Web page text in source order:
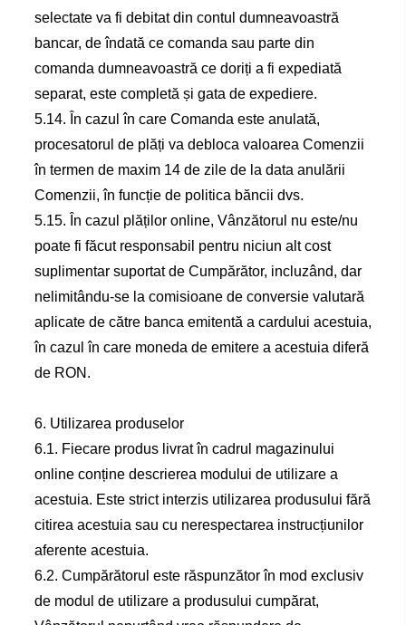
selectate va fi debitat din contul dumneavoastră
bancar, de îndată ce comanda sau parte din
comanda dumneavoastră ce doriți a fi expediată
separat, este completă și gata de expediere.
5.14. În cazul în care Comanda este anulată,
procesatorul de plăți va debloca valoarea Comenzii
în termen de maxim 14 de zile de la data anulării
Comenzii, în funcție de politica băncii dvs.
5.15. În cazul plăților online, Vânzătorul nu este/nu
poate fi făcut responsabil pentru niciun alt cost
suplimentar suportat de Cumpărător, incluzând, dar
nelimitându-se la comisioane de conversie valutară
aplicate de către banca emitentă a cardului acestuia,
în cazul în care moneda de emitere a acestuia diferă
de RON.
6. Utilizarea produselor
6.1. Fiecare produs livrat în cadrul magazinului
online conține descrierea modului de utilizare a
acestuia. Este strict interzis utilizarea produsului fără
citirea acestuia sau cu nerespectarea instrucțiunilor
aferente acestuia.
6.2. Cumpărătorul este răspunzător în mod exclusiv
de modul de utilizare a produsului cumpărat,